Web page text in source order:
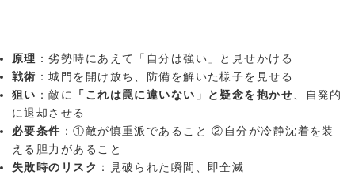
原理 ：劣勢時にあえて「自分は強い」と見せかける
戦術 ：城門を開け放ち、防備を解いた様子を見せる
狙い ：敵に 「これは罠に違いない」と疑念を抱かせ 、自発的
に退却させる
必要条件 ：①敵が慎重派であること ②自分が冷静沈着を装
える胆力があること
失敗時のリスク ：見破られた瞬間、即全滅